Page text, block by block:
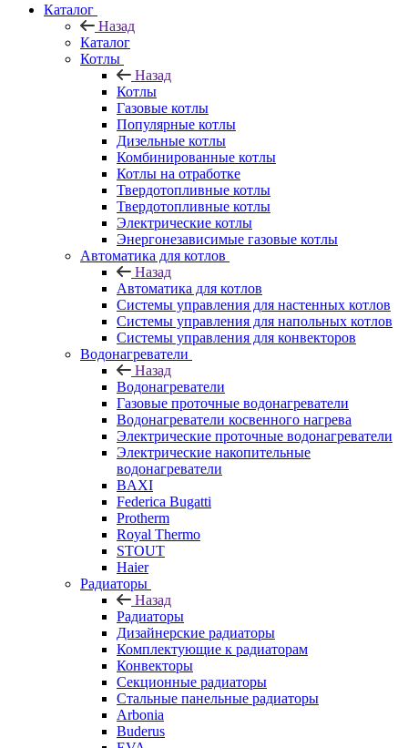
Каталог
Назад
Каталог
Котлы
Назад
Котлы
Газовые котлы
Популярные котлы
Дизельные котлы
Комбинированные котлы
Котлы на отработке
Твердотопливные котлы
Твердотопливные котлы
Электрические котлы
Энергонезависимые газовые котлы
Автоматика для котлов
Назад
Автоматика для котлов
Системы управления для настенных котлов
Системы управления для напольных котлов
Системы управления для конвекторов
Водонагреватели
Назад
Водонагреватели
Газовые проточные водонагреватели
Водонагреватели косвенного нагрева
Электрические проточные водонагреватели
Электрические накопительные
водонагреватели
BAXI
Federica Bugatti
Protherm
Royal Thermo
STOUT
Haier
Радиаторы
Назад
Радиаторы
Дизайнерские радиаторы
Комплектующие к радиаторам
Конвекторы
Секционные радиаторы
Стальные панельные радиаторы
Arbonia
Buderus